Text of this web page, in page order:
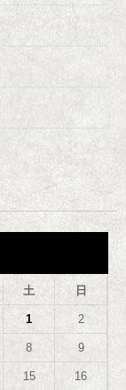
土 日
1 2
8 9
15 16